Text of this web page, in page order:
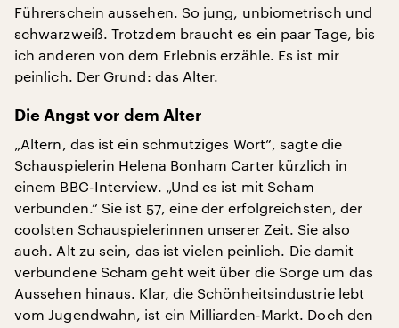
Führerschein aussehen. So jung, unbiometrisch und
schwarzweiß. Trotzdem braucht es ein paar Tage, bis
ich anderen von dem Erlebnis erzähle. Es ist mir
peinlich. Der Grund: das Alter.
Die Angst vor dem Alter
„Altern, das ist ein schmutziges Wort“, sagte die
Schauspielerin Helena Bonham Carter kürzlich in
einem BBC-Interview. „Und es ist mit Scham
verbunden.“ Sie ist 57, eine der erfolgreichsten, der
coolsten Schauspielerinnen unserer Zeit. Sie also
auch. Alt zu sein, das ist vielen peinlich. Die damit
verbundene Scham geht weit über die Sorge um das
Aussehen hinaus. Klar, die Schönheitsindustrie lebt
vom Jugendwahn, ist ein Milliarden-Markt. Doch den